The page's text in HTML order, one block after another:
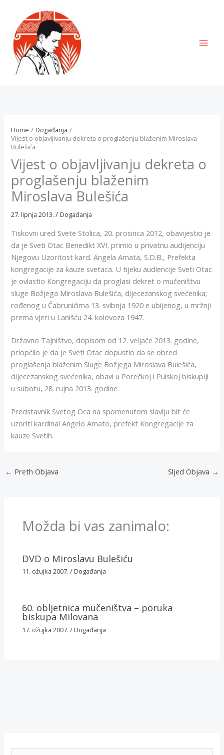
content
Home
Događanja
Vijest o objavljivanju dekreta o proglašenju blaženim Miroslava
Bulešića
Vijest o objavljivanju dekreta o
proglašenju blaženim
Miroslava Bulešića
27. lipnja 2013./ Događanja
Tiskovni ured Svete Stolica, 20. prosinca 2012, obavijestio je
da je Sveti Otac Benedikt XVI. primio u privatnu audijenciju
Njegovu Uzoritost kard. Angela Amata, S.D.B., Prefekta
kongregacije za kauze svetaca. U tijeku audiencije Sveti Otac
je ovlastio Kongregaciju da proglasi dekret o mučeništvu
sluge Božjega Miroslava Bulešića, dijecezanskog svećenika;
rođenog u Čabrunićima 13. svibnja 1920 e ubijenog, u mržnji
prema vjeri u Lanišću 24. kolovoza 1947.
Državno Tajništvo, dopisom od 12. veljače 2013. godine,
priopćilo je da je Sveti Otac dopustio da se obred
proglašenja blaženim Sluge Božjega Miroslava Bulešića,
dijecezanskog svećenika, obavi u Porečkoj i Pulskoj biskupiji
u subotu, 28. rujna 2013. godine.
Predstavnik Svetog Oca na spomenutom slavlju bit će
uzoriti kardinal Angelo Amato, prefekt Kongregacije za
kauze Svetih.
← Preth Objava Sljed Objava →
Možda bi vas zanimalo:
DVD o Miroslavu Bulešiću
11. ožujka 2007./Događanja
60. obljetnica mučeništva – poruka
biskupa Milovana
17. ožujka 2007./Događanja